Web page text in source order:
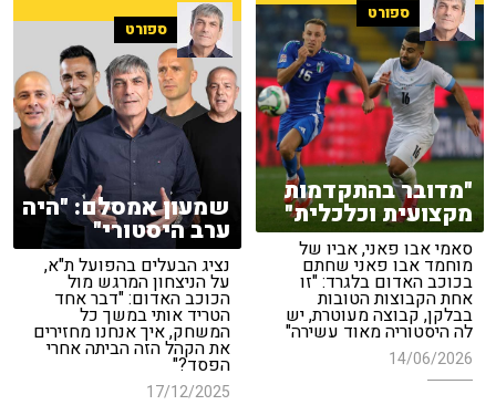
ספורט
"מדובר בהתקדמות
מקצועית וכלכלית"
סאמי אבו פאני, אביו של
מוחמד אבו פאני שחתם
בכוכב האדום בלגרד: "זו
אחת הקבוצות הטובות
בבלקן, קבוצה מעוטרת, יש
לה היסטוריה מאוד עשירה"
14/06/2026
ספורט
שמעון אמסלם: "היה
ערב היסטורי"
נציג הבעלים בהפועל ת"א,
על הניצחון המרגש מול
הכוכב האדום: "דבר אחד
הטריד אותי במשך כל
המשחק, איך אנחנו מחזירים
את הקהל הזה הביתה אחרי
הפסד?"
17/12/2025